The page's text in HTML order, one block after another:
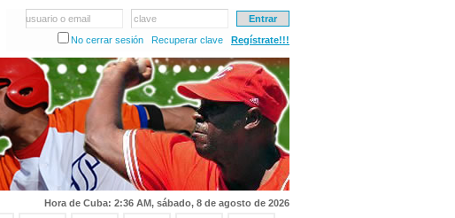
usuario o email
clave
No cerrar sesión
Recuperar clave Regístrate!!!
Hora de Cuba: 2:36 AM, sábado, 8 de agosto de 2026